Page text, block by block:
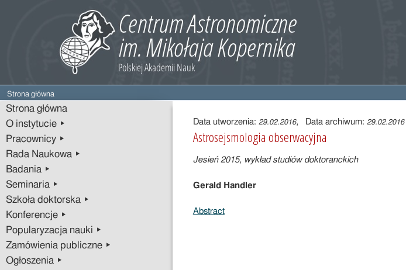
Strona główna
Strona główna
O instytucie ▸
Pracownicy ▸
Rada Naukowa ▸
Badania ▸
Seminaria ▸
Szkoła doktorska ▸
Konferencje ▸
Popularyzacja nauki ▸
Zamówienia publiczne ▸
Ogłoszenia ▸
Treść
wpisuData utworzenia: 29.02.2016, Data archiwum: 29.02.2016
Astrosejsmologia obserwacyjna
Jesień 2015, wykład studiów doktoranckich
Gerald Handler
Abstract